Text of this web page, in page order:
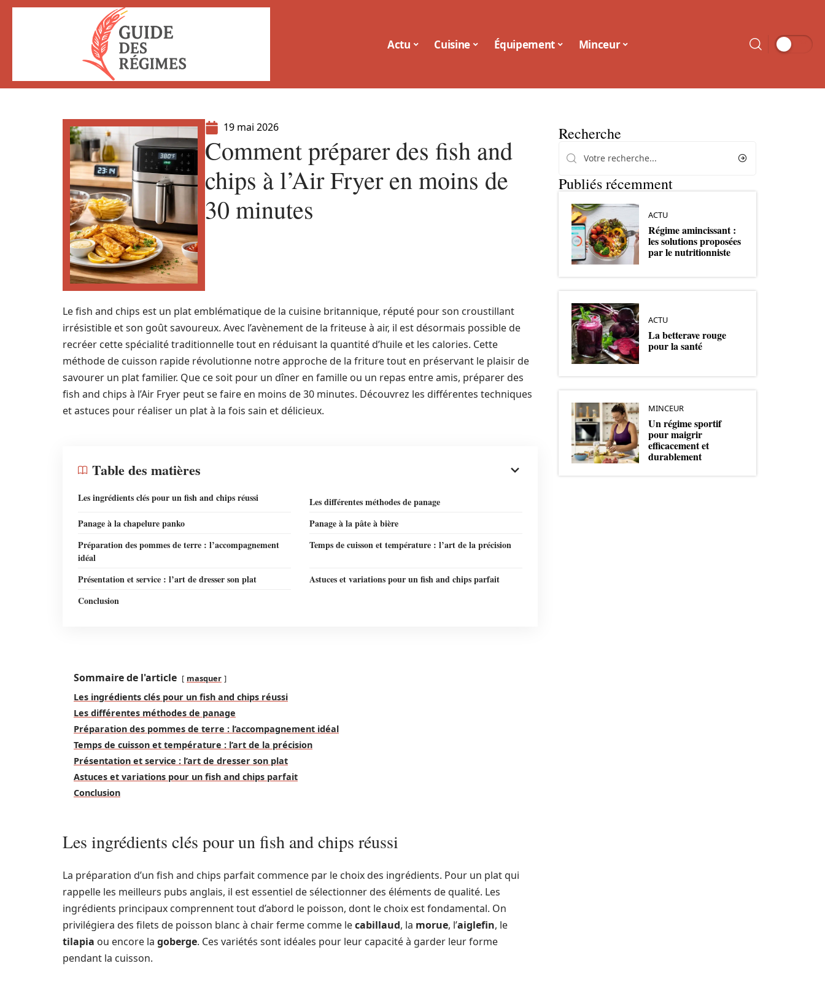
Actu Cuisine Équipement Minceur
19 mai 2026
Comment préparer des fish and
chips à l’Air Fryer en moins de
30 minutes
Le fish and chips est un plat emblématique de la cuisine britannique, réputé pour son croustillant
irrésistible et son goût savoureux. Avec l’avènement de la friteuse à air, il est désormais possible de
recréer cette spécialité traditionnelle tout en réduisant la quantité d’huile et les calories. Cette
méthode de cuisson rapide révolutionne notre approche de la friture tout en préservant le plaisir de
savourer un plat familier. Que ce soit pour un dîner en famille ou un repas entre amis, préparer des
fish and chips à l’Air Fryer peut se faire en moins de 30 minutes. Découvrez les différentes techniques
et astuces pour réaliser un plat à la fois sain et délicieux.
Table des matières
Les ingrédients clés pour un fish and chips réussi
Les différentes méthodes de panage
Panage à la chapelure panko
Panage à la pâte à bière
Préparation des pommes de terre : l’accompagnement
idéal
Temps de cuisson et température : l’art de la précision
Présentation et service : l’art de dresser son plat
Astuces et variations pour un fish and chips parfait
Conclusion
Sommaire de l'article masquer
Les ingrédients clés pour un fish and chips réussi
Les différentes méthodes de panage
Préparation des pommes de terre : l’accompagnement idéal
Temps de cuisson et température : l’art de la précision
Présentation et service : l’art de dresser son plat
Astuces et variations pour un fish and chips parfait
Conclusion
Les ingrédients clés pour un fish and chips réussi
La préparation d’un fish and chips parfait commence par le choix des ingrédients. Pour un plat qui
rappelle les meilleurs pubs anglais, il est essentiel de sélectionner des éléments de qualité. Les
ingrédients principaux comprennent tout d’abord le poisson, dont le choix est fondamental. On
privilégiera des filets de poisson blanc à chair ferme comme lecabillaud, la morue, l’aiglefin, le
tilapia ou encore la goberge. Ces variétés sont idéales pour leur capacité à garder leur forme
pendant la cuisson.
Recherche
Publiés récemment
ACTU
Régime amincissant :
les solutions proposées
par le nutritionniste
ACTU
La betterave rouge
pour la santé
MINCEUR
Un régime sportif
pour maigrir
efficacement et
durablement